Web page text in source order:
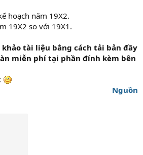
hoạch năm 19X2.
19X2 so với 19X1.
khảo tài liệu bằng cách tải bản đầy
miễn phí tại phần đính kèm bên
Nguồn